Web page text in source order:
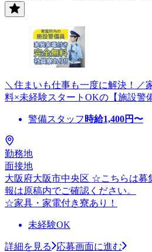
＼住まいも仕事も一度に解決！／
料×未経験スタートOKの【施設警
警備スタッフ 時給1,400円〜
勤務地
面接地
大阪府大阪市中央区 ☆こちらは募
報は原稿内でご確認ください。
☆家具・家電付き寮あり！
未経験OK
詳細を見る
応募画面に進む